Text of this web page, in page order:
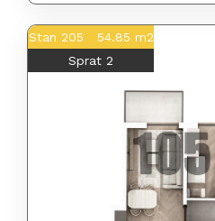
Stan 205 54.85 m2
Sprat 2